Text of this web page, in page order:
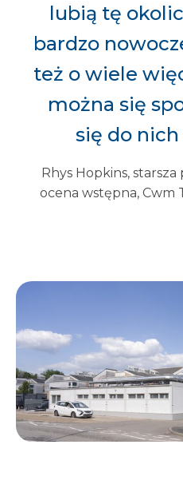
lubią tę
bardzo
też o wiele
można się
się do nich
Rhys Hopkins,
ocena wstępna, Cwm